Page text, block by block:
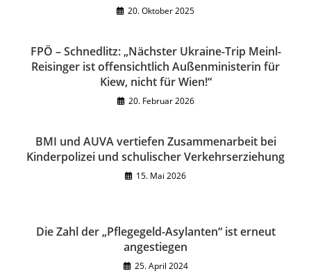
20. Oktober 2025
FPÖ – Schnedlitz: „Nächster Ukraine-Trip Meinl-
Reisinger ist offensichtlich Außenministerin für
Kiew, nicht für Wien!“
20. Februar 2026
BMI und AUVA vertiefen Zusammenarbeit bei
Kinderpolizei und schulischer Verkehrserziehung
15. Mai 2026
Die Zahl der „Pflegegeld-Asylanten“ ist erneut
angestiegen
25. April 2024